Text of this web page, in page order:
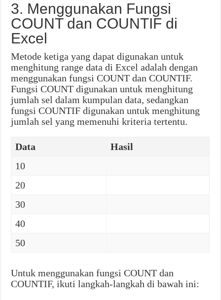
3. Menggunakan Fungsi
COUNT dan COUNTIF di
Excel
Metode ketiga yang dapat digunakan untuk
menghitung range data di Excel adalah dengan
menggunakan fungsi COUNT dan COUNTIF.
Fungsi COUNT digunakan untuk menghitung
jumlah sel dalam kumpulan data, sedangkan
fungsi COUNTIF digunakan untuk menghitung
jumlah sel yang memenuhi kriteria tertentu.
Data
Hasil
10
20
30
40
50
Untuk menggunakan fungsi COUNT dan
COUNTIF, ikuti langkah-langkah di bawah ini: